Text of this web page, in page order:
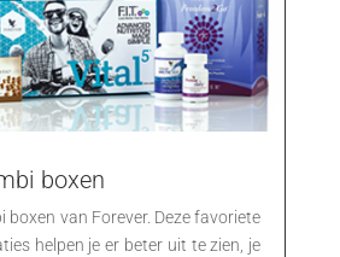
boxen
boxen van Forever. Deze favoriete
helpen je er beter uit te zien, je